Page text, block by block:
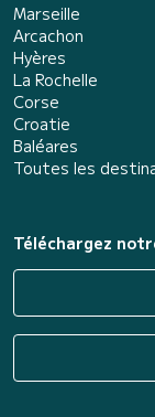
Marseille
Arcachon
Hyères
La Rochelle
Corse
Croatie
Baléares
Toutes les
Téléchargez